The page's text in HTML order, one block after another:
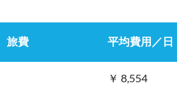
旅費 平均費用／日
￥ 8,554